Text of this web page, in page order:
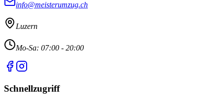
info@meisterumzug.ch
Luzern
Mo-Sa: 07:00 - 20:00
Schnellzugriff